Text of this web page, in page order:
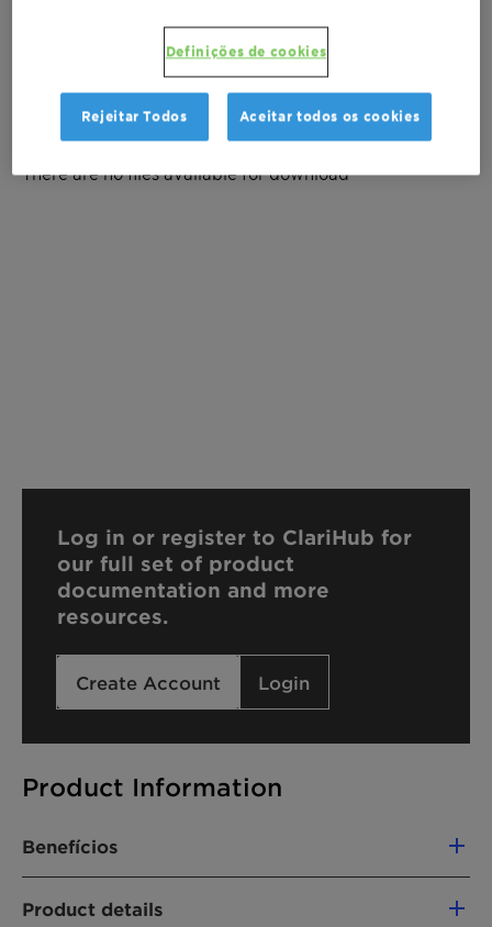
Peça uma cotação
Product Information
Benefícios
Squeaky-clean skin feel
Product details
Documentation
There are no files available for download
Log in or register to ClariHub for
our full set of product
documentation and more
resources.
Create Account Login
Definições de cookies
Rejeitar Todos Aceitar todos os cookies